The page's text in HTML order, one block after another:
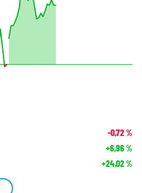
-0,72%
+6,96%
+24,02%